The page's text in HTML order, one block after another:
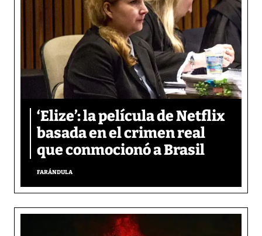
‘Elize’: la película de Netflix
basada en el crimen real
que conmocionó a Brasil
FARÁNDULA